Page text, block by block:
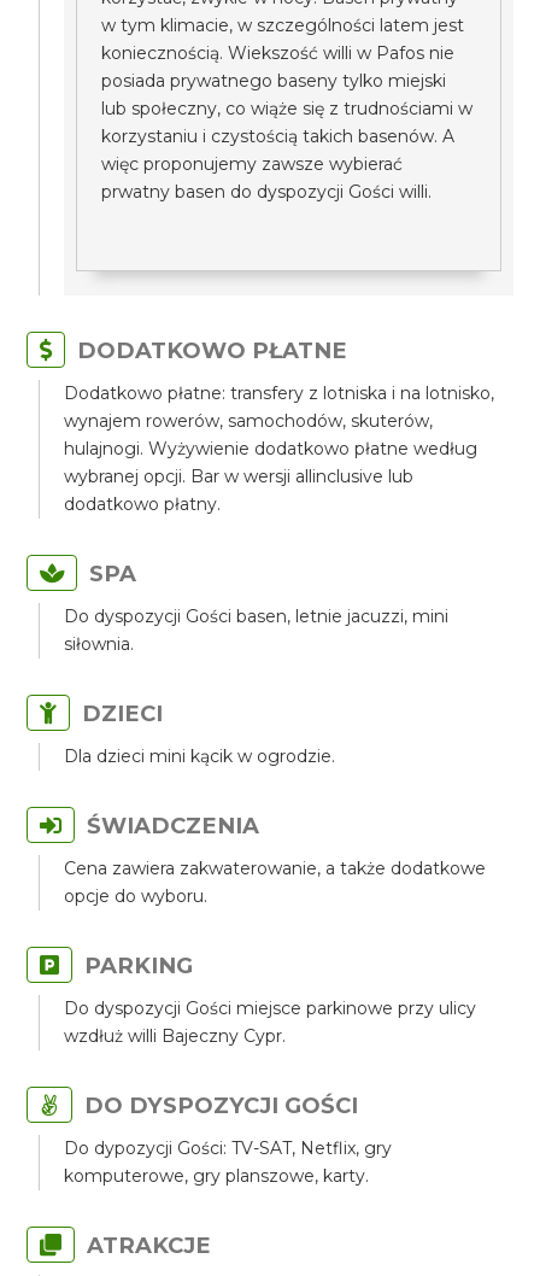
w tym klimacie, w szczególności latem jest
koniecznością. Wiekszość willi w Pafos nie
posiada prywatnego baseny tylko miejski
lub społeczny, co wiąże się z trudnościami w
korzystaniu i czystością takich basenów. A
więc proponujemy zawsze wybierać
prwatny basen do dyspozycji Gości willi.
DODATKOWO PŁATNE
Dodatkowo płatne: transfery z lotniska i na lotnisko,
wynajem rowerów, samochodów, skuterów,
hulajnogi. Wyżywienie dodatkowo płatne według
wybranej opcji. Bar w wersji allinclusive lub
dodatkowo płatny.
SPA
Do dyspozycji Gości basen, letnie jacuzzi, mini
siłownia.
DZIECI
Dla dzieci mini kącik w ogrodzie.
ŚWIADCZENIA
Cena zawiera zakwaterowanie, a także dodatkowe
opcje do wyboru.
PARKING
Do dyspozycji Gości miejsce parkinowe przy ulicy
wzdłuż willi Bajeczny Cypr.
DO DYSPOZYCJI GOŚCI
Do dypozycji Gości: TV-SAT, Netflix, gry
komputerowe, gry planszowe, karty.
ATRAKCJE